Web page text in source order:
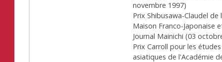
novembre 1997)
Prix Shibusawa-Claudel de
Maison Franco-Japonaise
Journal Mainichi (03
Prix Carroll pour les études
asiatiques de l'Académie